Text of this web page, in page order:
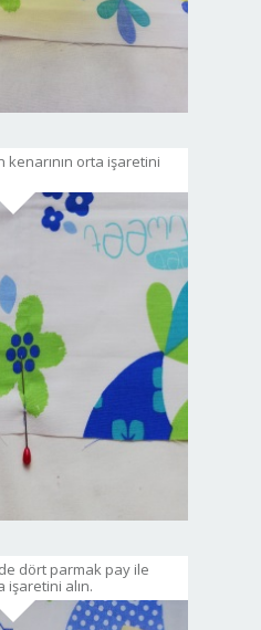
kenarının orta işaretini
dört parmak pay ile
işaretini alın.